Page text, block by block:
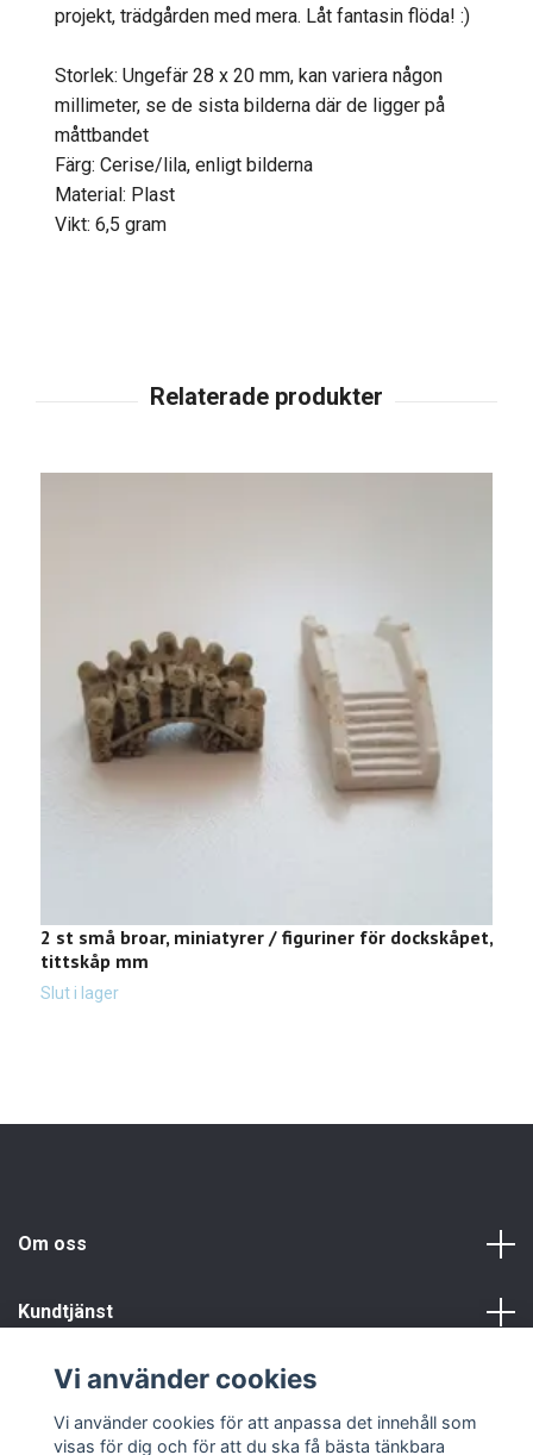
projekt, trädgården med mera. Låt fantasin flöda! :)
Storlek: Ungefär 28 x 20 mm, kan variera någon
millimeter, se de sista bilderna där de ligger på
måttbandet
Färg: Cerise/lila, enligt bilderna
Material: Plast
Vikt: 6,5 gram
2 st små broar, miniatyrer / figuriner för dockskåpet,
tittskåp mm
Slut i lager
Om oss
Kundtjänst
Vi använder cookies
Vi använder cookies för att anpassa det innehåll som
visas för dig och för att du ska få bästa tänkbara